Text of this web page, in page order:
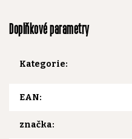
Doplňkové parametry
Kategorie:
EAN:
značka: